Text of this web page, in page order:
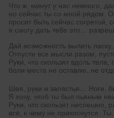
Что ж, минут у нас немного,
но сейчас ты со мной рядом.
просит быть сейчас согретой,
я смогу дать тебе это…
Дай возможность вылить
Отпусти все мысли разом,
Руки, что скользят вдоль
боли места не оставлю, не
Шея, руки и запястья… Ноги,
Я хочу, чтоб ты был пьяным
Руки, что скользят неспешно,
всё, к чему не прикоснутся.